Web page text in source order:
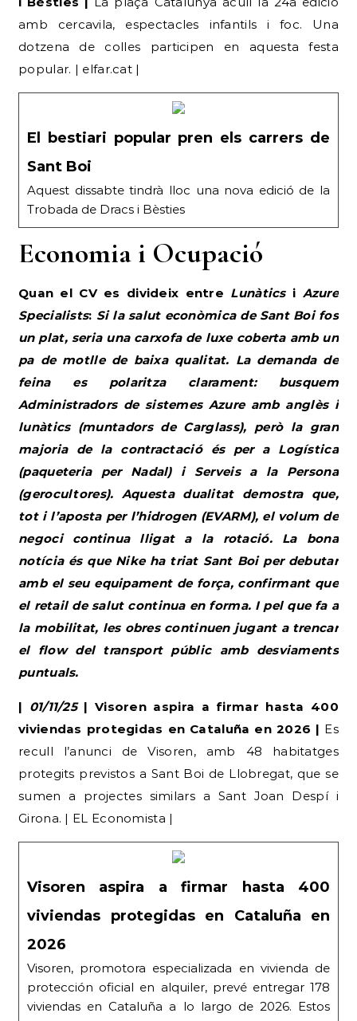
amb cercavila, espectacles infantils i foc. Una
dotzena de colles participen en aquesta festa
popular. | elfar.cat |
El bestiari popular pren els carrers de
Sant Boi
Aquest dissabte tindrà lloc una nova edició de la
Trobada de Dracs i Bèsties
Economia i Ocupació
Quan el CV es divideix entre Lunàticsi Azure
Specialists: Si la salut econòmica de Sant Boi fos
un plat, seria una carxofa de luxe coberta amb un
pa de motlle de baixa qualitat. La demanda de
feina es polaritza clarament: busquem
Administradors de sistemes Azure amb anglès i
lunàtics (muntadors de Carglass), però la gran
majoria de la contractació és per a Logística
(paqueteria per Nadal) i Serveis a la Persona
(gerocultores). Aquesta dualitat demostra que,
tot i l’aposta per l’hidrogen (EVARM), el volum de
negoci continua lligat a la rotació. La bona
notícia és que Nike ha triat Sant Boi per debutar
amb el seu equipament de força, confirmant que
el retail de salut continua en forma. I pel que fa a
la mobilitat, les obres continuen jugant a trencar
el flow del transport públic amb desviaments
puntuals.
| 01/11/25| Visoren aspira a firmar hasta 400
viviendas protegidas en Cataluña en 2026 | Es
recull l’anunci de Visoren, amb 48 habitatges
protegits previstos a Sant Boi de Llobregat, que se
sumen a projectes similars a Sant Joan Despí i
Girona. | EL Economista |
Visoren aspira a firmar hasta 400
viviendas protegidas en Cataluña en
2026
Visoren, promotora especializada en vivienda de
protección oficial en alquiler, prevé entregar 178
viviendas en Cataluña a lo largo de 2026. Estos